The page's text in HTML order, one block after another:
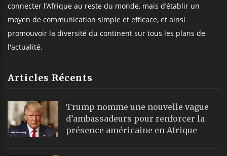
connecter l’Afrique au reste du monde, mais d’établir un
moyen de communication simple et efficace, et ainsi
promouvoir la diversité du continent sur tous les plans de
l'actualité.
Articles Récents
Trump nomme une nouvelle vague
d’ambassadeurs pour renforcer la
présence américaine en Afrique